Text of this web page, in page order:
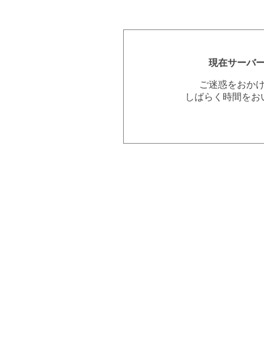
現在サーバ
ご迷惑をおか
しばらく時間を